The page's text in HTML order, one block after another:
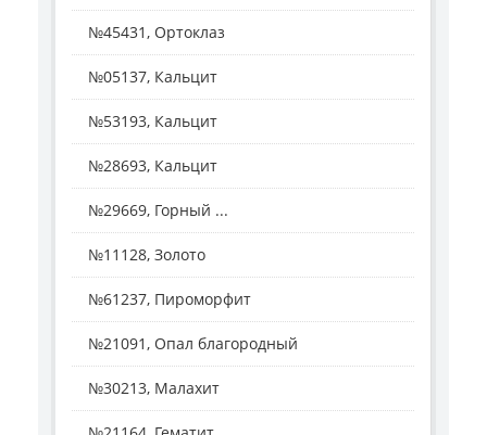
№45431, Ортоклаз
№05137, Кальцит
№53193, Кальцит
№28693, Кальцит
№29669, Горный ...
№11128, Золото
№61237, Пироморфит
№21091, Опал благородный
№30213, Малахит